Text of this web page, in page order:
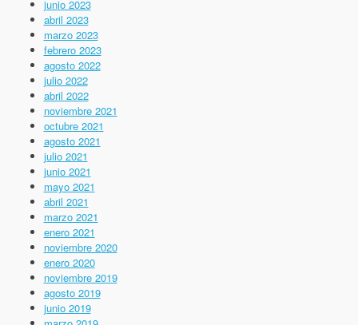
junio 2023
abril 2023
marzo 2023
febrero 2023
agosto 2022
julio 2022
abril 2022
noviembre 2021
octubre 2021
agosto 2021
julio 2021
junio 2021
mayo 2021
abril 2021
marzo 2021
enero 2021
noviembre 2020
enero 2020
noviembre 2019
agosto 2019
junio 2019